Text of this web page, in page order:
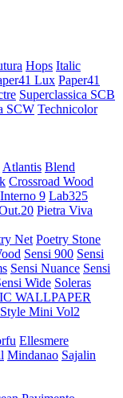
Hops Italic
Lux Paper41
Superclassica SCB
SCW Technicolor
Atlantis Blend
Crossroad Wood
Interno 9 Lab325
Pietra Viva
Net Poetry Stone
Sensi 900 Sensi
Sensi Nuance Sensi
Wide Soleras
WALLPAPER
Mini Vol2
Ellesmere
Mindanao Sajalin